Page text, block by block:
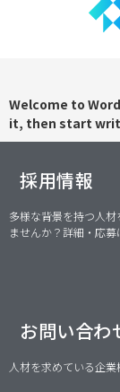
カテ
Welcome to
it, then start
採用情報
多様な背景を持つ人
ませんか？詳細・応募
お問い合わ
人材を求めている企